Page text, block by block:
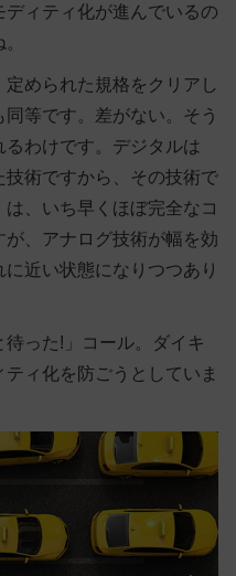
ィティ化が進んでいるの
められた規格をクリアし
等です。差がない。そう
わけです。デジタルは
技術ですから、その技術で
、いち早くほぼ完全なコ
、アナログ技術が幅を効
近い状態になりつつあり
った!」コール。ダイキ
ィ化を防ごうとしていま